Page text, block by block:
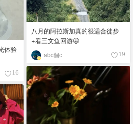
八月的阿拉斯加真的很适合徒步
+看三文鱼回游😬
abc個c 19
体验
16